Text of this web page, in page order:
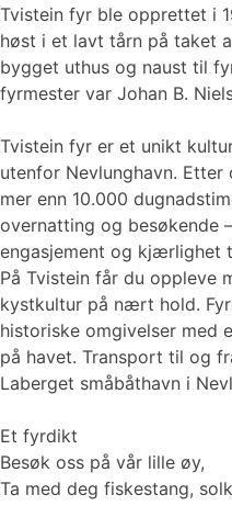
Tvistein fyr ble opprettet i
høst i et lavt tårn på taket
bygget uthus og naust til
fyrmester var Johan B.
Tvistein fyr er et unikt
utenfor Nevlunghavn.
mer enn 10.000
overnatting og besøkende
engasjement og kjærlighet
På Tvistein får du oppleve
kystkultur på nært hold.
historiske omgivelser med
på havet. Transport til og
Laberget småbåthavn i
Et fyrdikt
Besøk oss på vår lille øy,
Ta med deg fiskestang,